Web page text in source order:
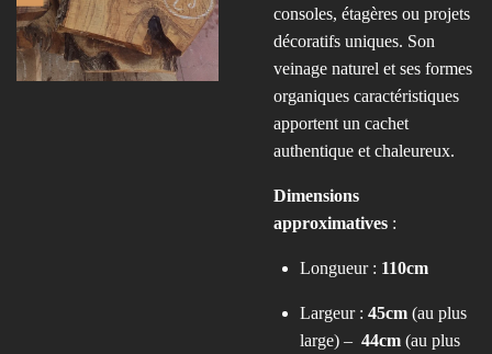
consoles, étagères ou projets
décoratifs uniques. Son
veinage naturel et ses formes
organiques caractéristiques
apportent un cachet
authentique et chaleureux.
Dimensions
approximatives :
Longueur : 110cm
Largeur : 45cm (au plus
large) – 44cm (au plus